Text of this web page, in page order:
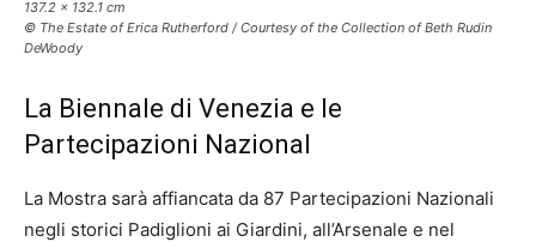
137.2 x 132.1 cm
© The Estate of Erica Rutherford / Courtesy of the Collection of Beth Rudin
DeWoody
La Biennale di Venezia e le
Partecipazioni Nazional
La Mostra sarà affiancata da 87 Partecipazioni Nazionali
negli storici Padiglioni ai Giardini, all’Arsenale e nel